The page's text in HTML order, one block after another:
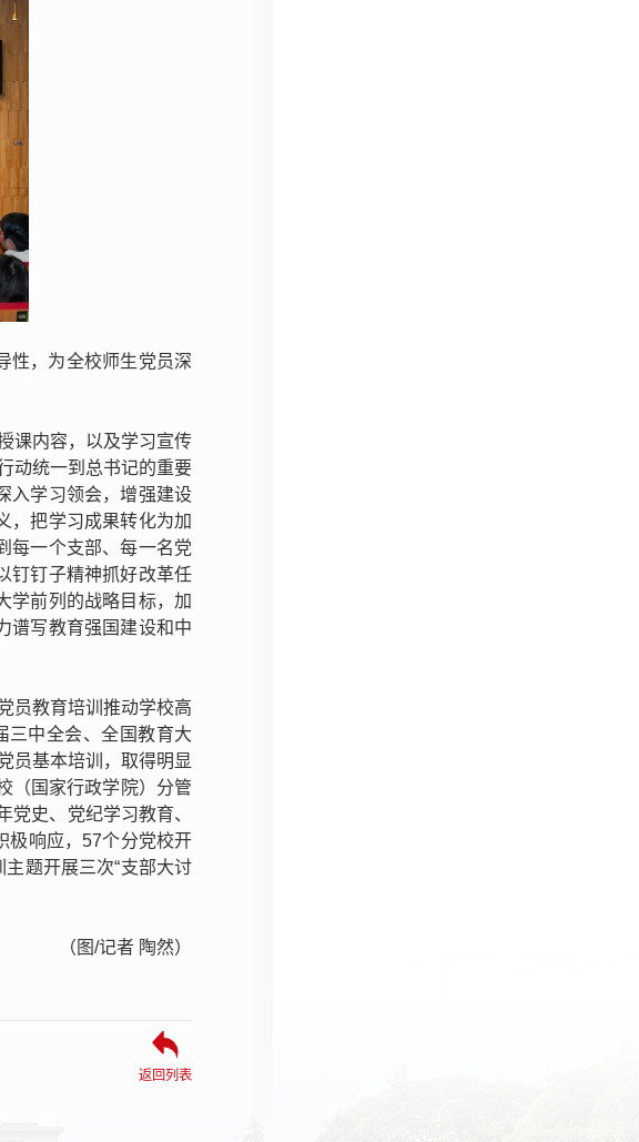
性，为全校师生党员深
课内容，以及学习宣传
动统一到总书记的重要
入学习领会，增强建设
，把学习成果转化为加
每一个支部、每一名党
钉钉子精神抓好改革任
学前列的战略目标，加
谱写教育强国建设和中
员教育培训推动学校高
三中全会、全国教育大
员基本培训，取得明显
（国家行政学院）分管
史、党纪学习教育、
极响应，57个分党校开
题开展三次“支部大讨
（图/记者 陶然）
返回列表